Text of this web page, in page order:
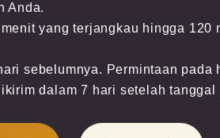
Anda.
yang terjangkau hingga 120
sebelumnya. Permintaan pada
dalam 7 hari setelah tanggal